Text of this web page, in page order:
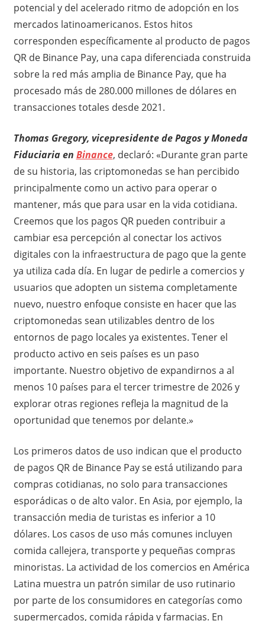
potencial y del acelerado ritmo de adopción en los
mercados latinoamericanos. Estos hitos
corresponden específicamente al producto de pagos
QR de Binance Pay, una capa diferenciada construida
sobre la red más amplia de Binance Pay, que ha
procesado más de 280.000 millones de dólares en
transacciones totales desde 2021.
Thomas Gregory, vicepresidente de Pagos y Moneda
Fiduciaria en Binance, declaró: «Durante gran parte
de su historia, las criptomonedas se han percibido
principalmente como un activo para operar o
mantener, más que para usar en la vida cotidiana.
Creemos que los pagos QR pueden contribuir a
cambiar esa percepción al conectar los activos
digitales con la infraestructura de pago que la gente
ya utiliza cada día. En lugar de pedirle a comercios y
usuarios que adopten un sistema completamente
nuevo, nuestro enfoque consiste en hacer que las
criptomonedas sean utilizables dentro de los
entornos de pago locales ya existentes. Tener el
producto activo en seis países es un paso
importante. Nuestro objetivo de expandirnos a al
menos 10 países para el tercer trimestre de 2026 y
explorar otras regiones refleja la magnitud de la
oportunidad que tenemos por delante.»
Los primeros datos de uso indican que el producto
de pagos QR de Binance Pay se está utilizando para
compras cotidianas, no solo para transacciones
esporádicas o de alto valor. En Asia, por ejemplo, la
transacción media de turistas es inferior a 10
dólares. Los casos de uso más comunes incluyen
comida callejera, transporte y pequeñas compras
minoristas. La actividad de los comercios en América
Latina muestra un patrón similar de uso rutinario
por parte de los consumidores en categorías como
supermercados, comida rápida y farmacias. En